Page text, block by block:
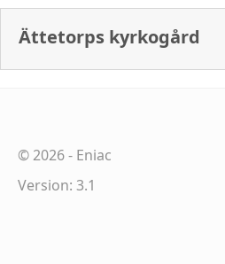
Ättetorps kyrkogård
©2026- Eniac
Version: 3.1